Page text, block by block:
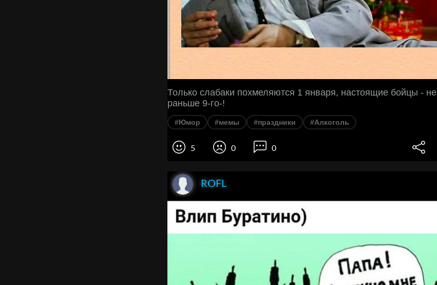
Только слабaки похмеляются 1 января, настоящие бойцы - не
раньше 9-го-!
#Юмор #мемы #праздники #Алкоголь
5 0 0
ROFL